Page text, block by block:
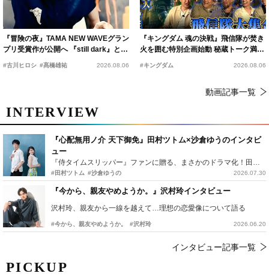
PICKUP
『冒険の夜』TAMA NEW WAVEグラン
プリ受賞作が公開へ 『still dark』と同
時上映決定
#古川ヒロシ #髙橋雄祐 2026.08.06
『キングダム 魂の決戦』飛信隊が焚き
火を囲む特別企画始動 秘蔵トーク満載
の“キングダムキャンプ”開催
#キングダム 2026.08.06
動画記事一覧
INTERVIEW
『心配無用ノ介 天下御免』田村ツトム×沙倉ゆうのインタビ
ュー
『侍タイムスリッパー』ファンに贈る、まさかのドラマ化！田村ツトム×沙倉ゆうのが語る『心配無用ノ介』撮影秘話
#田村ツトム #沙倉ゆうの 2026.07.30
『今から、親友やめようか。』沢村玲インタビュー
沢村玲、親友から一線を越えて…理想の恋愛像について語る
#今から、親友やめようか。 #沢村玲 2026.06.20
インタビュー記事一覧